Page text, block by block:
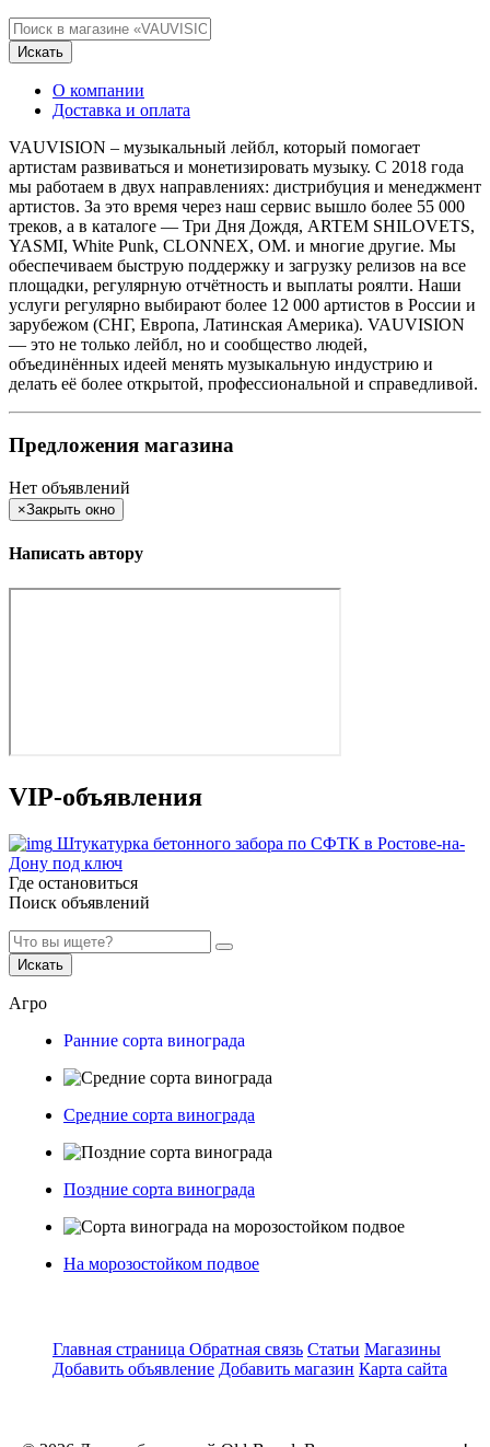
Искать
О компании
Доставка и оплата
VAUVISION – музыкальный лейбл, который помогает
артистам развиваться и монетизировать музыку. С 2018 года
мы работаем в двух направлениях: дистрибуция и менеджмент
артистов. За это время через наш сервис вышло более 55 000
треков, а в каталоге — Три Дня Дождя, ARTEM SHILOVETS,
YASMI, White Punk, CLONNEX, OM. и многие другие. Мы
обеспечиваем быструю поддержку и загрузку релизов на все
площадки, регулярную отчётность и выплаты роялти. Наши
услуги регулярно выбирают более 12 000 артистов в России и
зарубежом (СНГ, Европа, Латинская Америка). VAUVISION
— это не только лейбл, но и сообщество людей,
объединённых идеей менять музыкальную индустрию и
делать её более открытой, профессиональной и справедливой.
Предложения магазина
Нет объявлений
×Закрыть окно
Написать автору
VIP-объявления
Штукатурка бетонного забора по СФТК в Ростове-на-
Дону под ключ
Где остановиться
Поиск объявлений
Искать
Агро
Ранние сорта винограда
Средние сорта винограда
Поздние сорта винограда
На морозостойком подвое
Главная страница Обратная связь Статьи Магазины
Добавить объявление Добавить магазин Карта сайта